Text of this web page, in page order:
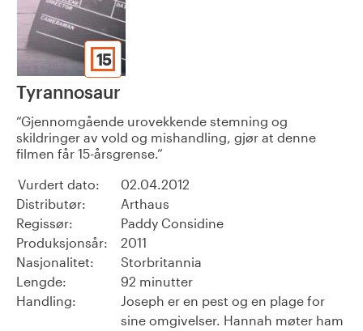
15
Tyrannosaur
Gjennomgående urovekkende stemning og
skildringer av vold og mishandling, gjør at denne
filmen får 15-årsgrense.
Vurdert dato:
02.04.2012
Distributør:
Arthaus
Regissør:
Paddy Considine
Produksjonsår:
2011
Nasjonalitet:
Storbritannia
Lengde:
92 minutter
Handling:
Joseph er en pest og en plage for
sine omgivelser. Hannah møter ham